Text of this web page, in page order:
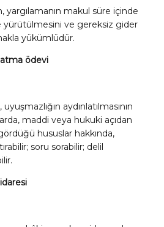
yargılamanın makul süre içinde
yürütülmesini ve gereksiz gider
yükümlüdür.
ödevi
aydınlatılmasının
maddi veya hukuki açıdan
hususlar hakkında,
soru sorabilir; delil